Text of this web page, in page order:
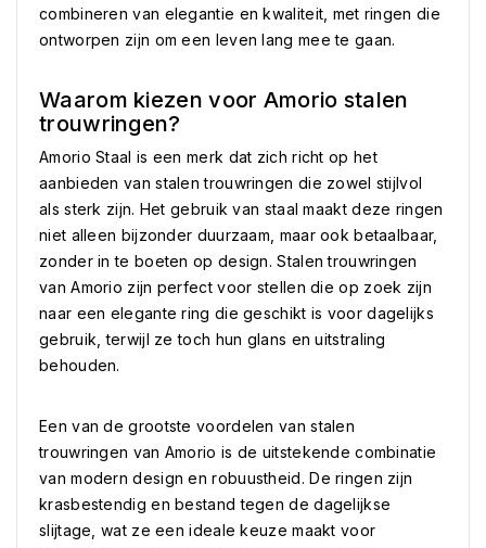
combineren van elegantie en kwaliteit, met ringen die
ontworpen zijn om een leven lang mee te gaan.
Waarom kiezen voor Amorio stalen
trouwringen?
Amorio Staal is een merk dat zich richt op het
aanbieden van stalen trouwringen die zowel stijlvol
als sterk zijn. Het gebruik van staal maakt deze ringen
niet alleen bijzonder duurzaam, maar ook betaalbaar,
zonder in te boeten op design. Stalen trouwringen
van Amorio zijn perfect voor stellen die op zoek zijn
naar een elegante ring die geschikt is voor dagelijks
gebruik, terwijl ze toch hun glans en uitstraling
behouden.
Een van de grootste voordelen van stalen
trouwringen van Amorio is de uitstekende combinatie
van modern design en robuustheid. De ringen zijn
krasbestendig en bestand tegen de dagelijkse
slijtage, wat ze een ideale keuze maakt voor